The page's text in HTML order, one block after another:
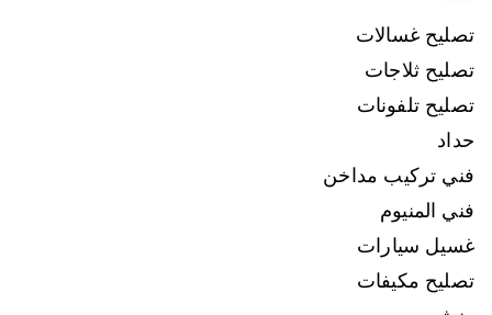
تصليح غسالات
تصليح ثلاجات
تصليح تلفونات
حداد
فني تركيب مداخن
فني المنيوم
غسيل سيارات
تصليح مكيفات